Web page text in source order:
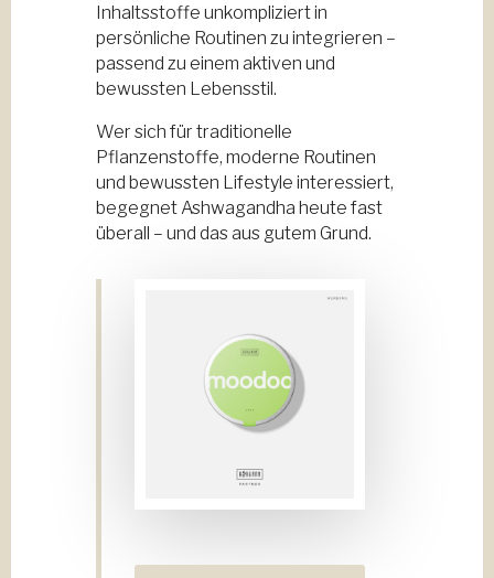
Inhaltsstoffe unkompliziert in
persönliche Routinen zu integrieren –
passend zu einem aktiven und
bewussten Lebensstil.
Wer sich für traditionelle
Pflanzenstoffe, moderne Routinen
und bewussten Lifestyle interessiert,
begegnet Ashwagandha heute fast
überall – und das aus gutem Grund.